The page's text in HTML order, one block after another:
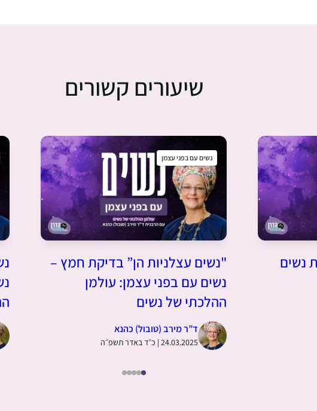
שיעורים קשורים
נשים
נשים עם בפני עצמן
"נשים עצלניות הן” בדיקת חמץ –
נשים עם בפני עצמן: עולמן
ההלכתי של נשים
ד”ר מירב (טובול) כהנא
24.03.2025 | כ״ד באדר תשפ״ה